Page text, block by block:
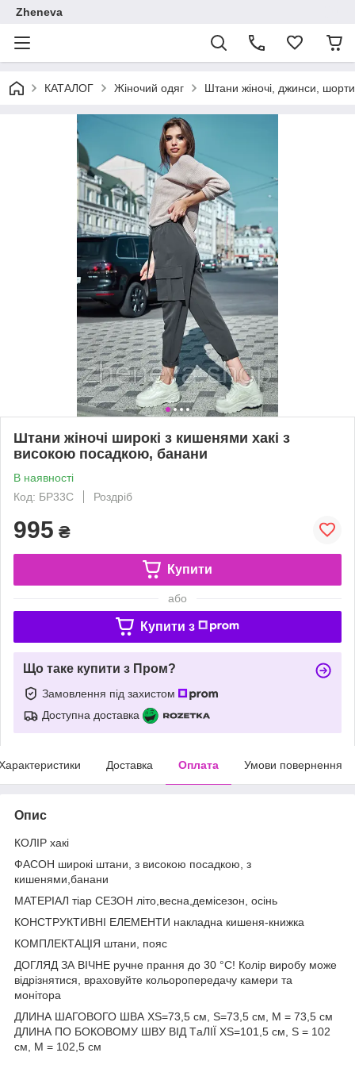
Zheneva
КАТАЛОГ Жіночий одяг Штани жіночі, джинси,
Штани жіночі широкі з кишенями хакі з
високою посадкою, банани
В наявності
Код: БР33С
Роздріб
995 ₴
Купити
або
Купити з
Що таке купити з Пром?
Замовлення під захистом
Доступна доставка
Доставка Оплата Умови повернення
Опис
КОЛІР хакі
ФАСОН широкі штани, з високою посадкою, з
кишенями,банани
МАТЕРІАЛ тіар СЕЗОН літо,весна,демісезон, осінь
КОНСТРУКТИВНІ ЕЛЕМЕНТИ накладна кишеня-книжка
КОМПЛЕКТАЦІЯ штани, пояс
ДОГЛЯД ЗА ВІЧНЕ ручне прання до 30 °C! Колір виробу може
відрізнятися, враховуйте кольоропередачу камери та
монітора
ДЛИНА ШАГОВОГО ШВА XS=73,5 см, S=73,5 см, M = 73,5 см
ДЛИНА ПО БОКОВОМУ ШВУ ВІД ТaЛІЇ XS=101,5 см, S = 102
см, M = 102,5 см